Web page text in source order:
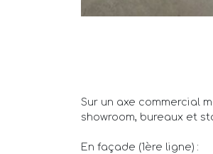
Sur un axe commercial
showroom, bureaux et
En façade (1ère ligne) :